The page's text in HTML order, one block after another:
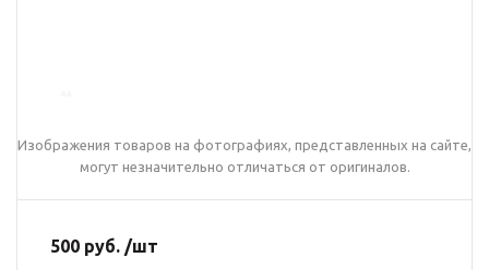
Изображения товаров на фотографиях, представленных на сайте,
могут незначительно отличаться от оригиналов.
500 руб. /шт